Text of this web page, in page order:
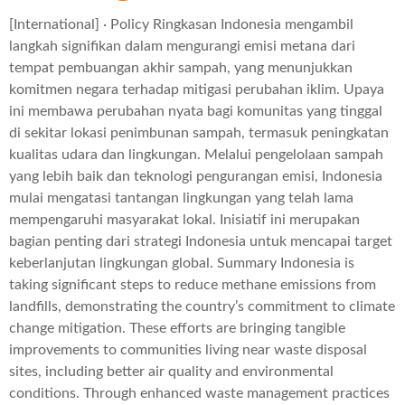
[International] · Policy Ringkasan Indonesia mengambil
langkah signifikan dalam mengurangi emisi metana dari
tempat pembuangan akhir sampah, yang menunjukkan
komitmen negara terhadap mitigasi perubahan iklim. Upaya
ini membawa perubahan nyata bagi komunitas yang tinggal
di sekitar lokasi penimbunan sampah, termasuk peningkatan
kualitas udara dan lingkungan. Melalui pengelolaan sampah
yang lebih baik dan teknologi pengurangan emisi, Indonesia
mulai mengatasi tantangan lingkungan yang telah lama
mempengaruhi masyarakat lokal. Inisiatif ini merupakan
bagian penting dari strategi Indonesia untuk mencapai target
keberlanjutan lingkungan global. Summary Indonesia is
taking significant steps to reduce methane emissions from
landfills, demonstrating the country’s commitment to climate
change mitigation. These efforts are bringing tangible
improvements to communities living near waste disposal
sites, including better air quality and environmental
conditions. Through enhanced waste management practices